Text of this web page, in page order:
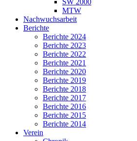
SW 2000
MTW
Nachwuchsarbeit
Berichte
Berichte 2024
Berichte 2023
Berichte 2022
Berichte 2021
Berichte 2020
Berichte 2019
Berichte 2018
Berichte 2017
Berichte 2016
Berichte 2015
Berichte 2014
Verein